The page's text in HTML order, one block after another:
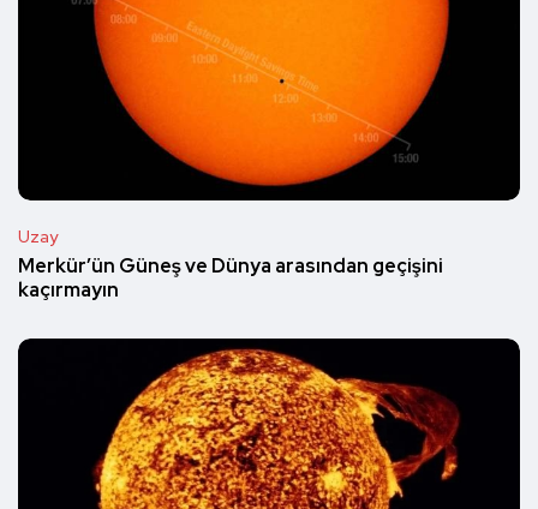
Uzay
Merkür’ün Güneş ve Dünya arasından geçişini
kaçırmayın